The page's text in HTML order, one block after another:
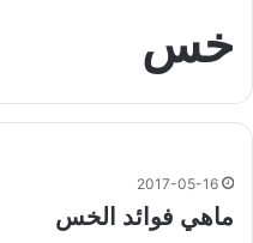
خس
2017-05-16
ماهي فوائد الخس